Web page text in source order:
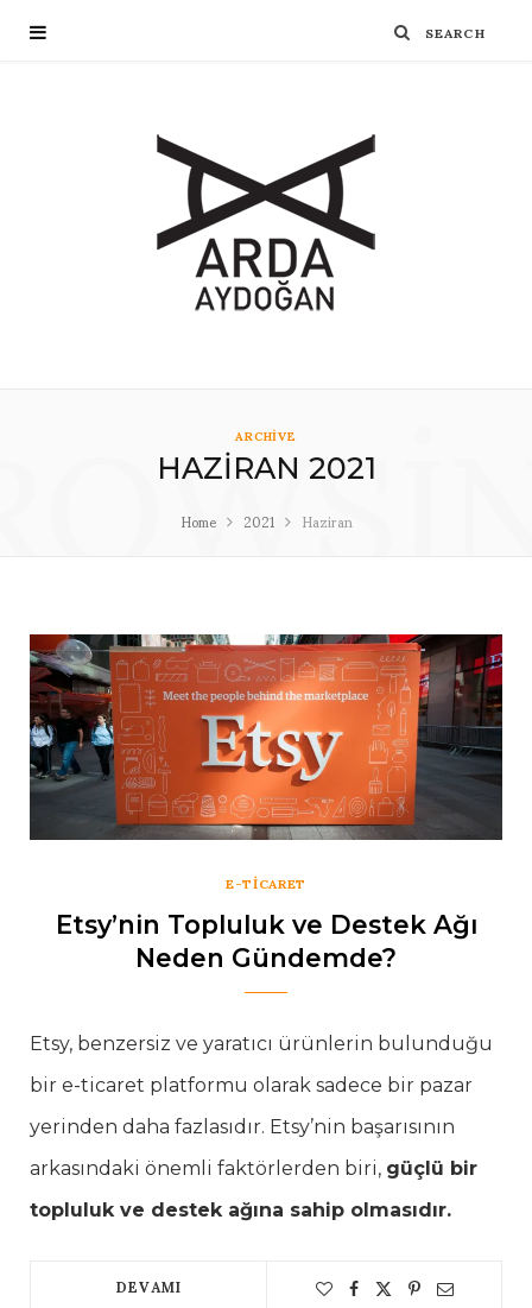
ARCHIVE
HAZIRAN 2021
Home 2021 Haziran
E-TICARET
Etsy’nin Topluluk ve Destek Ağı
Neden Gündemde?
Etsy, benzersiz ve yaratıcı ürünlerin bulunduğu
bir e-ticaret platformu olarak sadece bir pazar
yerinden daha fazlasıdır. Etsy’nin başarısının
arkasındaki önemli faktörlerden biri, güçlü bir
topluluk ve destek ağına sahip olmasıdır.
DEVAMI